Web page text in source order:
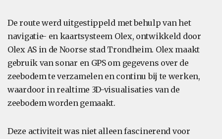
De route werd uitgestippeld met behulp van het
navigatie- en kaartsysteem Olex, ontwikkeld door
Olex AS in de Noorse stad Trondheim. Olex maakt
gebruik van sonar en GPS om gegevens over de
zeebodem te verzamelen en continu bij te werken,
waardoor in realtime 3D-visualisaties van de
zeebodem worden gemaakt.
Deze activiteit was niet alleen fascinerend voor